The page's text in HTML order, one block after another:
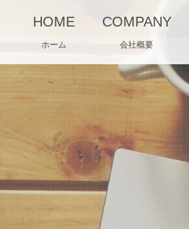
HOME
ホーム
COMPANY
会社概要